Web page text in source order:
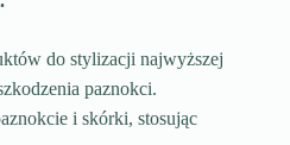
do stylizacji najwyższej
paznokci.
i skórki, stosując